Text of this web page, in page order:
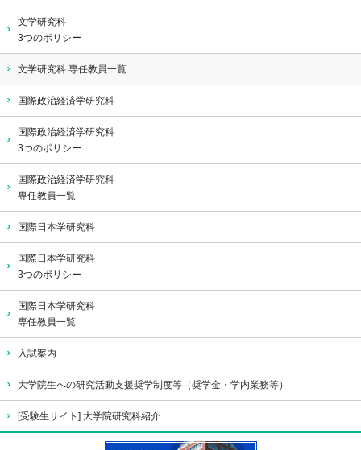
専任教員一覧
文学研究科
3つのポリシー
文学研究科 専任教員一覧
国際政治経済学研究科
国際政治経済学研究科
3つのポリシー
国際政治経済学研究科
専任教員一覧
国際日本学研究科
国際日本学研究科
3つのポリシー
国際日本学研究科
専任教員一覧
入試案内
大学院生への研究活動支援奨学制度等（奨学金・学内業務等）
[受験生サイト] 大学院研究科紹介